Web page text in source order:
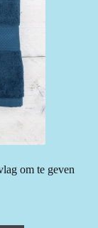
om te geven